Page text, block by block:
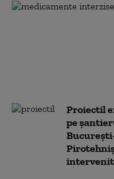
Proiectil
pe